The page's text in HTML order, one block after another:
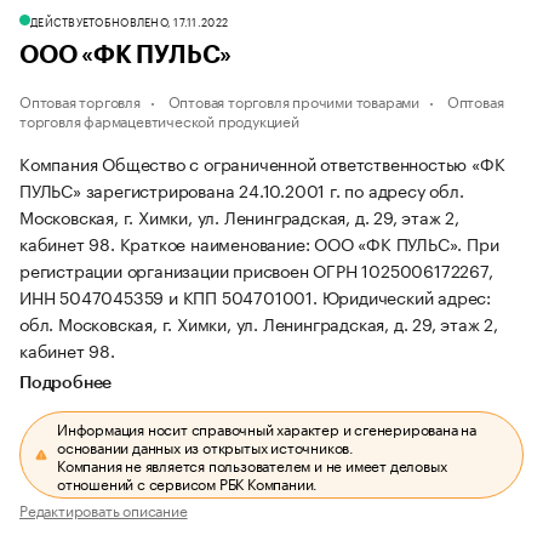
ДЕЙСТВУЕТОБНОВЛЕНО, 17.11.2022
ООО «ФК ПУЛЬС»
Оптовая торговля Оптовая торговля прочими товарами
Оптовая
торговля фармацевтической продукцией
Компания Общество с ограниченной ответственностью «ФК
ПУЛЬС» зарегистрирована 24.10.2001 г. по адресу обл.
Московская, г. Химки, ул. Ленинградская, д. 29, этаж 2,
кабинет 98. Краткое наименование: ООО «ФК ПУЛЬС». При
регистрации организации присвоен ОГРН 1025006172267,
ИНН 5047045359 и КПП 504701001. Юридический адрес:
обл. Московская, г. Химки, ул. Ленинградская, д. 29, этаж 2,
кабинет 98.
Подробнее
Информация носит справочный характер и сгенерирована на
основании данных из открытых источников.
Компания не является пользователем и не имеет деловых
отношений с сервисом РБК Компании.
Редактировать описание